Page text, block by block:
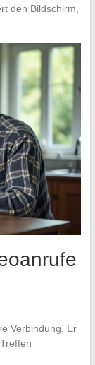
den Bildschirm,
Verbindung. Er